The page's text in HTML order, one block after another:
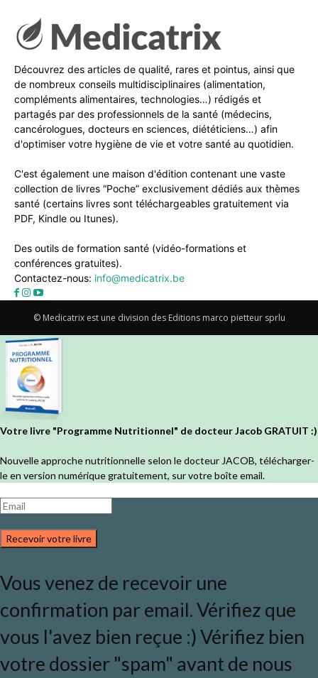
Découvrez des articles de qualité, rares et pointus, ainsi que
de nombreux conseils multidisciplinaires (alimentation,
compléments alimentaires, technologies…) rédigés et
partagés par des professionnels de la santé (médecins,
cancérologues, docteurs en sciences, diététiciens…) afin
d'optimiser votre hygiène de vie et votre santé au quotidien.
C'est également une maison d'édition contenant une vaste
collection de livres “Poche” exclusivement dédiés aux thèmes
santé (certains livres sont téléchargeables gratuitement via
PDF, Kindle ou Itunes).
Des outils de formation santé (vidéo-formations et
conférences gratuites).
Contactez-nous: info@medicatrix.be
© Medicatrix est une division des Editions marco pietteur sprlu
Votre livre "Programme Nutritionnel" de docteur Jacob GRATUIT :)
Nouvelle approche nutritionnelle selon le docteur JACOB, télécharger-
le en version numérique gratuitement, sur votre boîte email.
Recevoir votre livre
Vous venez de recevoir une
confirmation par email. Vérifiez que
vous l'avez bien reçue :) Vérifiez bien
votre dossier "spam" avant de nous